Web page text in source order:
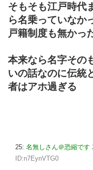
そもそも江戸時代
ら名乗っていなか
戸籍制度も無かっ
本来なら名字その
いの話なのに伝統
者はアホ過ぎる
25: 名無しさん＠恐縮です
ID:n7EynVTG0